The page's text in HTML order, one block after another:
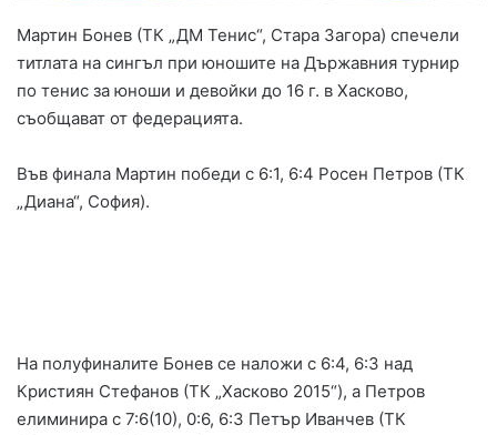
Мартин Бонев (ТК „ДМ Тенис“, Стара Загора) спечели
титлата на сингъл при юношите на Държавния турнир
по тенис за юноши и девойки до 16 г. в Хасково,
съобщават от федерацията.
Във финала Мартин победи с 6:1, 6:4 Росен Петров (ТК
„Диана“, София).
На полуфиналите Бонев се наложи с 6:4, 6:3 над
Кристиян Стефанов (ТК „Хасково 2015“), а Петров
елиминира с 7:6(10), 0:6, 6:3 Петър Иванчев (ТК